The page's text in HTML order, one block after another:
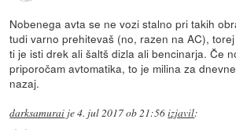
Nobenega avta se ne vozi stalno pri takih
tudi varno prehitevaš (no, razen na AC),
ti je isti drek ali šaltš dizla ali bencinarja. Če
priporočam avtomatika, to je milina za
nazaj.
darksamurai je4. jul 2017 ob 21:56izjavil: